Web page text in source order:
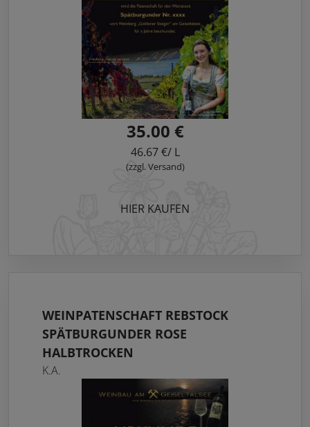
35.00 €
46.67 €/ L
(zzgl. Versand)
HIER KAUFEN
WEINPATENSCHAFT REBSTOCK
SPÄTBURGUNDER ROSE
HALBTROCKEN
K.A.